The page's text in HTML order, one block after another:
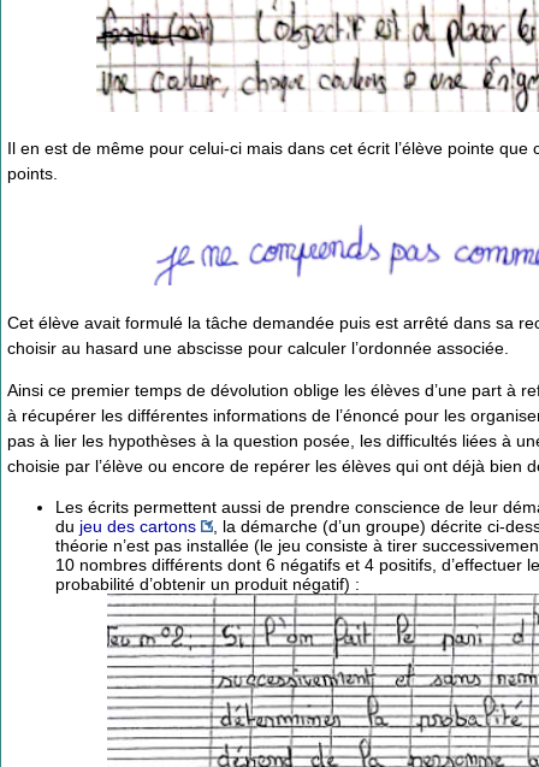
Il en est de même pour celui-ci mais dans cet écrit l’élève pointe
points.
Cet élève avait formulé la tâche demandée puis est arrêté dans sa
choisir au hasard une abscisse pour calculer l’ordonnée associée.
Ainsi ce premier temps de dévolution oblige les élèves d’une part à
à récupérer les différentes informations de l’énoncé pour les
pas à lier les hypothèses à la question posée, les difficultés liées à
choisie par l’élève ou encore de repérer les élèves qui ont déjà bien
Les écrits permettent aussi de prendre conscience de leur
du jeu des cartons
, la démarche (d’un groupe) décrite ci-
théorie n’est pas installée (le jeu consiste à tirer
10 nombres différents dont 6 négatifs et 4 positifs,
probabilité d’obtenir un produit négatif) :